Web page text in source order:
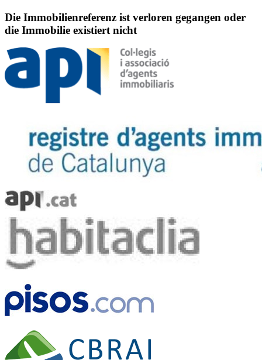
Die Immobilienreferenz ist verloren gegangen oder
die Immobilie existiert nicht